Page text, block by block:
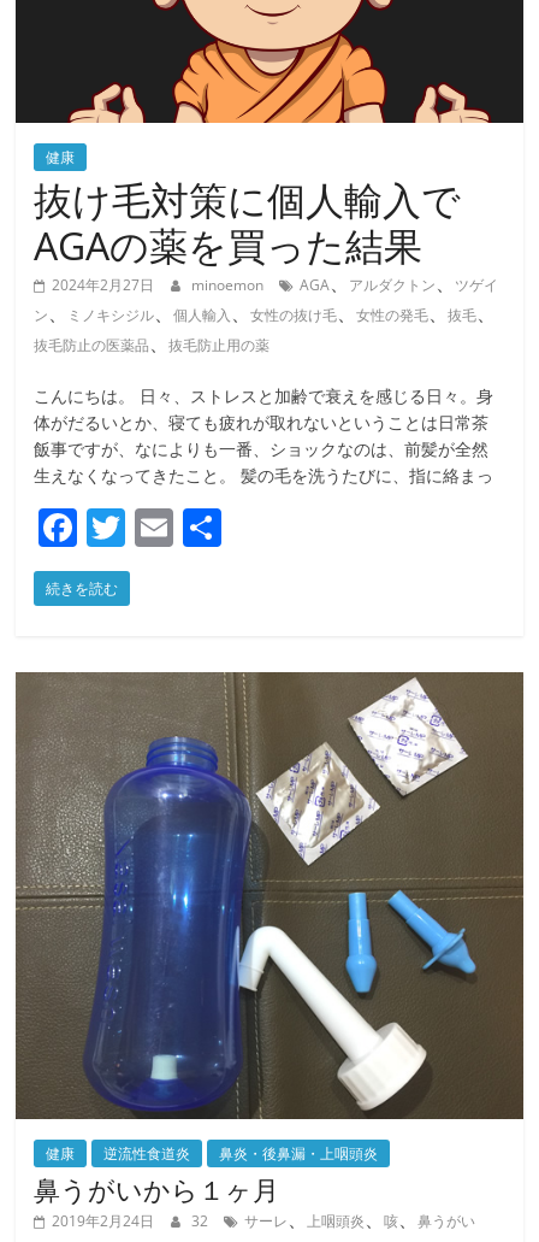
健康
抜け毛対策に個人輸入で
AGAの薬を買った結果
2024年2月27日 minoemon AGA、 アルダクトン、
ツゲイ
ン、 ミノキシジル、個人輸入 、女性の抜け毛、女性の発毛、抜毛、
抜毛防止の医薬品、抜毛防止用の薬
こんにちは。 日々、ストレスと加齢で衰えを感じる日々。身
体がだるいとか、寝ても疲れが取れないということは日常茶
飯事ですが、なによりも一番、ショックなのは、前髪が全然
生えなくなってきたこと。 髪の毛を洗うたびに、指に絡まっ
F
a
c
b
o
o
k
T
w
itt
E
続きを読む
健康 逆流性食道炎 鼻炎・後鼻漏・上咽頭炎
鼻うがいから１ヶ月
2019年2月24日 32 サーレ、 上咽頭炎、咳、鼻うがい